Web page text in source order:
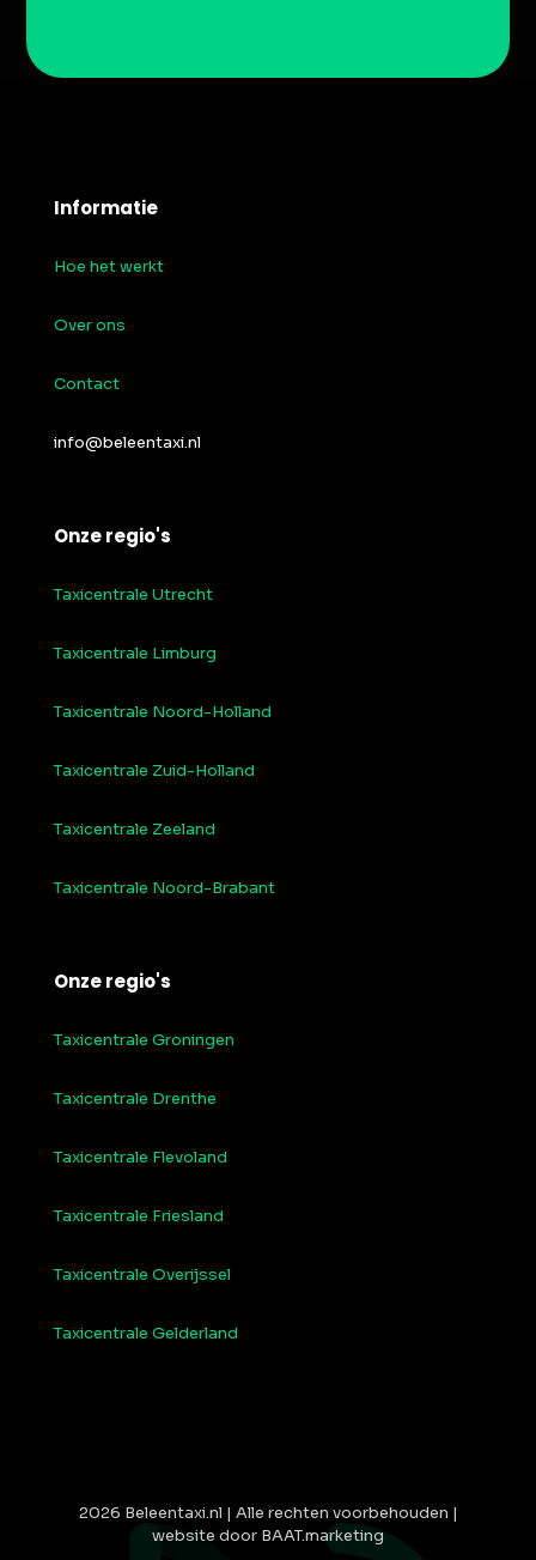
Informatie
Hoe het werkt
Over ons
Contact
info@beleentaxi.nl
Onze regio's
Taxicentrale Utrecht
Taxicentrale Limburg
Taxicentrale Noord-Holland
Taxicentrale Zuid-Holland
Taxicentrale Zeeland
Taxicentrale Noord-Brabant
Onze regio's
Taxicentrale Groningen
Taxicentrale Drenthe
Taxicentrale Flevoland
Taxicentrale Friesland
Taxicentrale Overijssel
Taxicentrale Gelderland
2026 Beleentaxi.nl | Alle rechten voorbehouden |
website door BAAT.marketing